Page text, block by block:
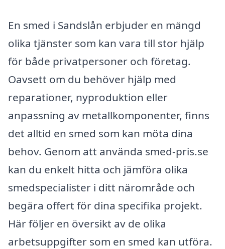
En smed i Sandslån erbjuder en mängd
olika tjänster som kan vara till stor hjälp
för både privatpersoner och företag.
Oavsett om du behöver hjälp med
reparationer, nyproduktion eller
anpassning av metallkomponenter, finns
det alltid en smed som kan möta dina
behov. Genom att använda smed-pris.se
kan du enkelt hitta och jämföra olika
smedspecialister i ditt närområde och
begära offert för dina specifika projekt.
Här följer en översikt av de olika
arbetsuppgifter som en smed kan utföra.